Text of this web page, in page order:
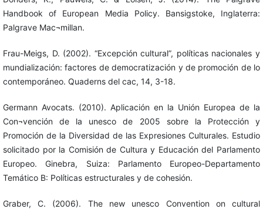
Handbook of European Media Policy. Bansigstoke, Inglaterra:
Palgrave Mac¬millan.
Frau-Meigs, D. (2002). “Excepción cultural”, políticas nacionales y
mundialización: factores de democratización y de promoción de lo
contemporáneo. Quaderns del cac, 14, 3-18.
Germann Avocats. (2010). Aplicación en la Unión Europea de la
Con¬vención de la unesco de 2005 sobre la Protección y
Promoción de la Diversidad de las Expresiones Culturales. Estudio
solicitado por la Comisión de Cultura y Educación del Parlamento
Europeo. Ginebra, Suiza: Parlamento Europeo-Departamento
Temático B: Políticas estructurales y de cohesión.
Graber, C. (2006). The new unesco Convention on cultural